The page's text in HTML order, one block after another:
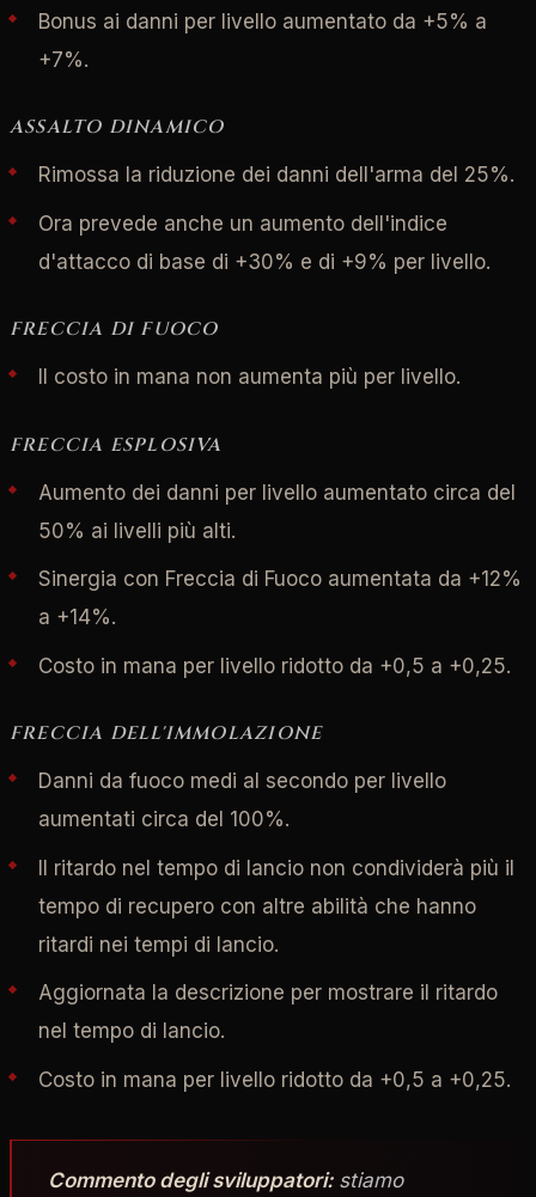
Bonus ai danni per livello aumentato da +5% a
+7%.
ASSALTO DINAMICO
Rimossa la riduzione dei danni dell'arma del 25%.
Ora prevede anche un aumento dell'indice
d'attacco di base di +30% e di +9% per livello.
FRECCIA DI FUOCO
Il costo in mana non aumenta più per livello.
FRECCIA ESPLOSIVA
Aumento dei danni per livello aumentato circa del
50% ai livelli più alti.
Sinergia con Freccia di Fuoco aumentata da +12%
a +14%.
Costo in mana per livello ridotto da +0,5 a +0,25.
FRECCIA DELL'IMMOLAZIONE
Danni da fuoco medi al secondo per livello
aumentati circa del 100%.
Il ritardo nel tempo di lancio non condividerà più il
tempo di recupero con altre abilità che hanno
ritardi nei tempi di lancio.
Aggiornata la descrizione per mostrare il ritardo
nel tempo di lancio.
Costo in mana per livello ridotto da +0,5 a +0,25.
Commento degli sviluppatori:stiamo